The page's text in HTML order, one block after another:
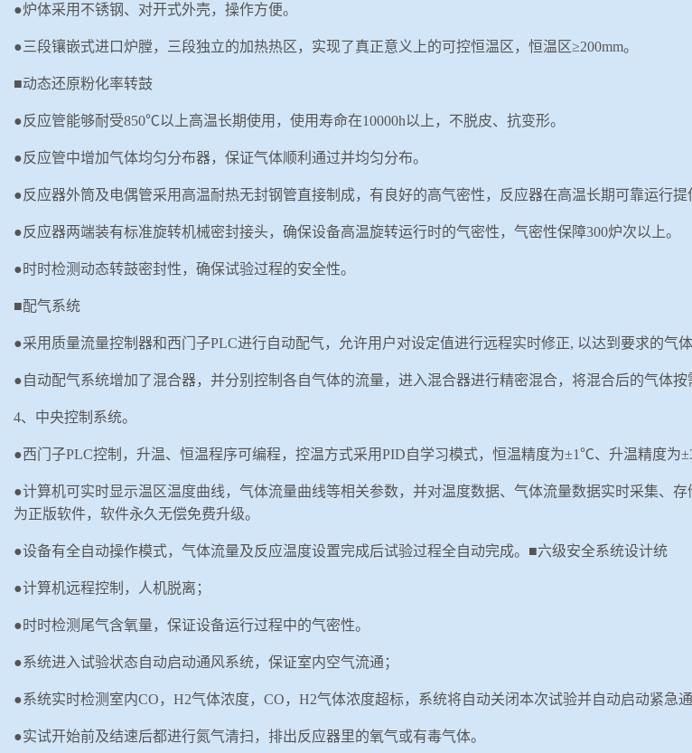
●炉体采用不锈钢、对开式外壳，操作方便。
●三段镶嵌式进口炉膛，三段独立的加热热区，实现了真正意义上的可控恒温区，恒温区≥200mm。
■动态还原粉化率转鼓
●反应管能够耐受850℃以上高温长期使用，使用寿命在10000h以上，不脱皮、抗变形。
●反应管中增加气体均匀分布器，保证气体顺利通过并均匀分布。
●反应器外筒及电偶管采用高温耐热无封钢管直接制成，有良好的高气密性，反应器在高温长期可靠运行提
●反应器两端装有标准旋转机械密封接头，确保设备高温旋转运行时的气密性，气密性保障300炉次以上。
●时时检测动态转鼓密封性，确保试验过程的安全性。
■配气系统
●采用质量流量控制器和西门子PLC进行自动配气，允许用户对设定值进行远程实时修正, 以达到要求的气
●自动配气系统增加了混合器， 并分别控制各自气体的流量，进入混合器进行精密混合，将混合后的气体按
4、中央控制系统。
●西门子PLC控制，升温、恒温程序可编程，控温方式采用PID自学习模式，恒温精度为±1℃、升温精度为±
●计算机可实时显示温区温度曲线，气体流量曲线等相关参数，并对温度数据、气体流量数据实时采集、
为正版软件，软件永久无偿免费升级。
●设备有全自动操作模式， 气体流量及反应温度设置完成后试验过程全自动完成。 ■六级安全系统设计统
●计算机远程控制，人机脱离；
●时时检测尾气含氧量，保证设备运行过程中的气密性。
●系统进入试验状态自动启动通风系统，保证室内空气流通；
●系统实时检测室内CO ， H2气体浓度， CO ， H2气体浓度超标，系统将自动关闭本次试验并自动启动紧急
●实试开始前及结速后都进行氮气清扫， 排出反应器里的氧气或有毒气体。